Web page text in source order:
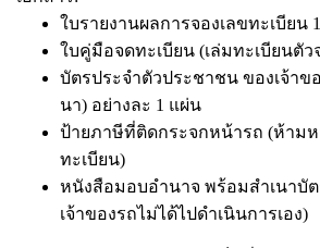
ใบรายงานผลการจองเลขทะเบียน
ใบคู่มือจดทะเบียน (เล่มทะเบียนตัว
บัตรประจำตัวประชาชน ของเจ้าข
นา) อย่างละ 1 แผ่น
ป้ายภาษีที่ติดกระจกหน้ารถ (ห้าม
ทะเบียน)
หนังสือมอบอำนาจ พร้อมสำเนาบั
เจ้าของรถไม่ได้ไปดำเนินการเอง)